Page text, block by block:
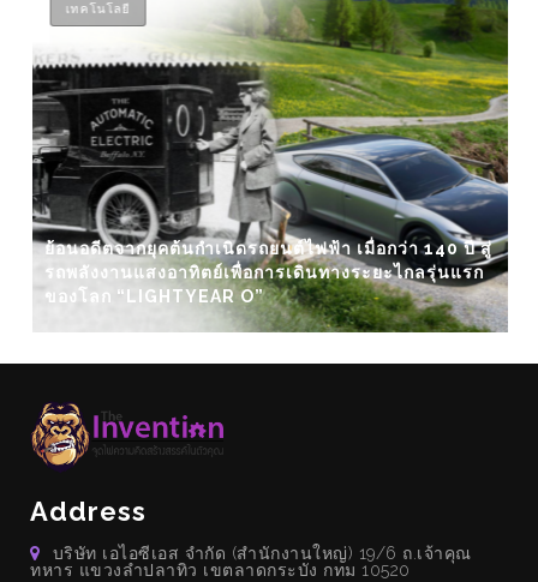
เทคโนโลยี
ย้อนอดีตจากยุคต้นกำเนิดรถยนต์ไฟฟ้า เมื่อกว่า 140 ปี สู่
รถพลังงานแสงอาทิตย์เพื่อการเดินทางระยะไกลรุ่นแรก
ของโลก “LIGHTYEAR O”
Address
บริษัท เอไอซีเอส จำกัด (สำนักงานใหญ่) 19/6 ถ.เจ้าคุณ
ทหาร แขวงลำปลาทิว เขตลาดกระบัง กทม 10520